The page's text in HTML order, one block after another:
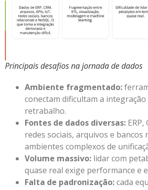
Principais desafios na jornada de dados
Ambiente fragmentado:
conectam dificultam a
retrabalho.
Fontes de dados diversas: ERP,
redes sociais, arquivos e bancos
ambientes complexos de
Volume massivo: lidar com
quase real exige performance e
Falta de padronização:cada